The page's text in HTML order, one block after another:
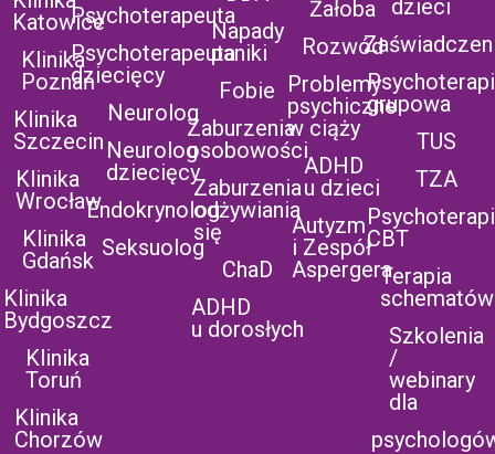
Katowice
Klinika
Poznań
Klinika
Szczecin
Klinika
Wrocław
Klinika
Gdańsk
Klinika
Bydgoszcz
Klinika
Toruń
Klinika
Chorzów
Psychoterapeuta
Psychoterapeuta
dziecięcy
Neurolog
Neurolog
dziecięcy
Endokrynolog
Seksuolog
Napady
paniki
Fobie
Zaburzenia
osobowości
Zaburzenia
odżywiania
się
ChaD
ADHD
u dorosłych
Żałoba
Rozwód
Problemy
psychiczne
w ciąży
ADHD
u dzieci
Autyzm
i Zespół
Aspergera
dzieci
grupowa
TUS
TZA
CBT
Terapia
schematów
Szkolenia
/
webinary
dla